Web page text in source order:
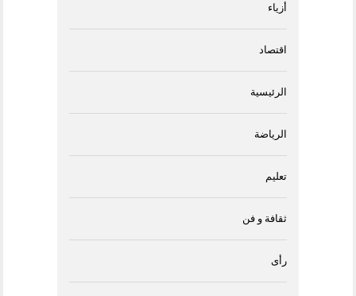
أزياء
اقتصاد
الرئيسية
الرياضة
تعليم
ثقافة و فن
رأى